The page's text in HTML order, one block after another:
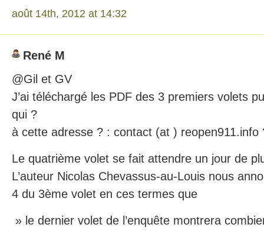
août 14th, 2012 at 14:32
René M
@Gil et GV
J’ai téléchargé les PDF des 3 premiers volets
qui ?
à cette adresse ? : contact (at ) reopen911.info
Le quatrième volet se fait attendre un jour de
L’auteur Nicolas Chevassus-au-Louis nous
4 du 3ème volet en ces termes que
» le dernier volet de l’enquête montrera